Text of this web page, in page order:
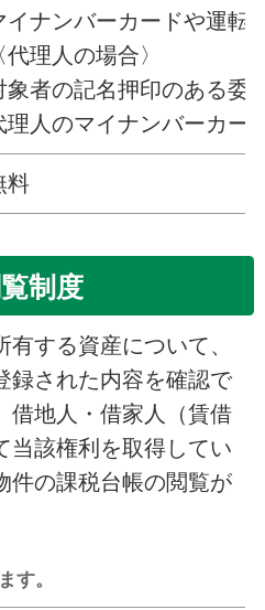
イナンバーカードや運転
代理人の場合〉
象者の記名押印のある委
理人のマイナンバーカー
料
制度
する資産について、
録された内容を確認で
借地人・借家人（賃借
当該権利を取得してい
件の課税台帳の閲覧が
す。